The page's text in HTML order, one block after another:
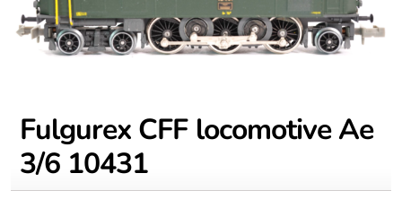
Fulgurex CFF locomotive Ae
3/6 10431